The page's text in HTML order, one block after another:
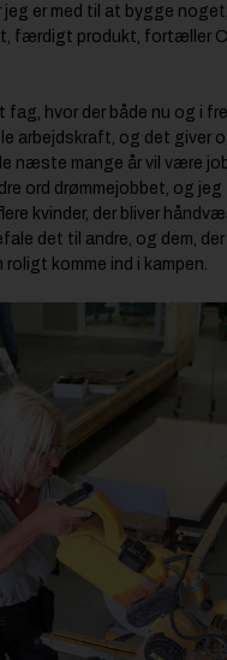
er med til at bygge
færdigt produkt, fortæller
fag, hvor der både nu og i
arbejdskraft, og det giver
næste mange år vil være
ord drømmejobbet, og jeg
kvinder, der bliver
det til andre, og dem, der
komme ind i kampen.